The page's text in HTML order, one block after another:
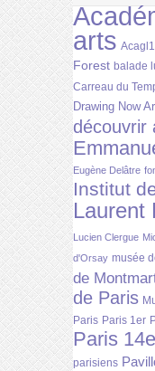
arts
Forest balade
Carreau du
Drawing Now
découvrir
Eugène Delâtre
Institut
Laurent
Lucien Clergue
d'Orsay musée
de
de Paris
Paris Paris 1er
Paris 14e
parisiens